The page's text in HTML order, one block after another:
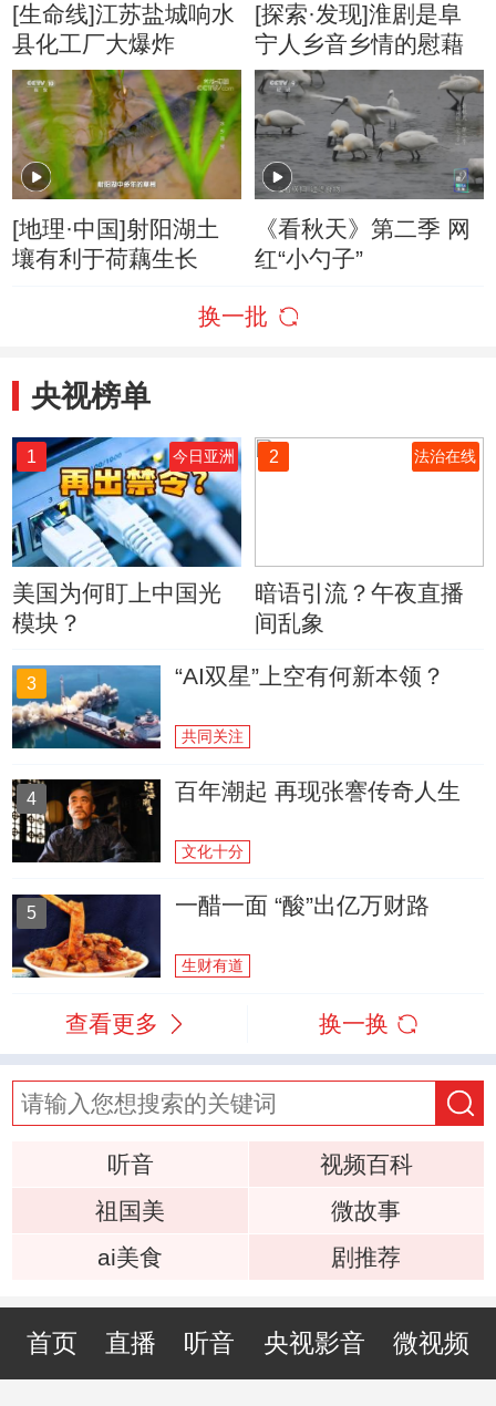
[生命线]江苏盐城响水
县化工厂大爆炸
[探索·发现]淮剧是阜
宁人乡音乡情的慰藉
[地理·中国]射阳湖土
壤有利于荷藕生长
《看秋天》第二季 网
红“小勺子”
换一批
央视榜单
1 今日亚洲
美国为何盯上中国光
模块？
2 法治在线
暗语引流？午夜直播
间乱象
3 “AI双星”上空有何新本领？
共同关注
4 百年潮起 再现张謇传奇人生
文化十分
5 一醋一面 “酸”出亿万财路
生财有道
查看更多 换一换
听音
视频百科
祖国美
微故事
ai美食
剧推荐
首页 直播 听音 央视影音 微视频